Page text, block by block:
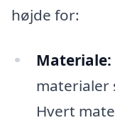
højde for:
Materiale:
materialer
Hvert